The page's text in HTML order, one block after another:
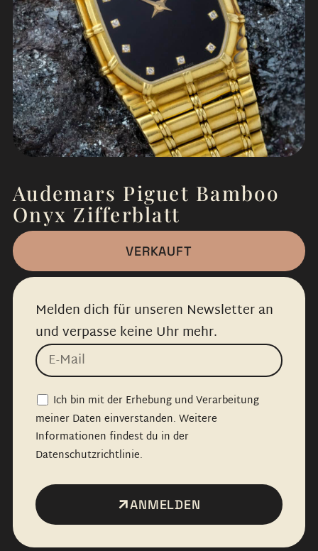
Audemars Piguet Bamboo
Onyx Zifferblatt
VERKAUFT
Melden dich für unseren Newsletter an
und verpasse keine Uhr mehr.
Ich bin mit der Erhebung und Verarbeitung
meiner Daten einverstanden. Weitere
Informationen findest du in der
Datenschutzrichtlinie.
ANMELDEN